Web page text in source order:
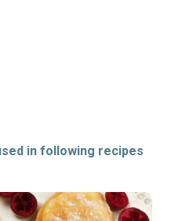
in following recipes